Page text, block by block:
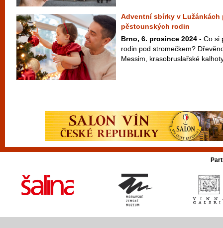
Adventní sbírky v Lužánkách
pěstounských rodin
Brno, 6. prosince 2024 - Co si
rodin pod stromečkem?
Messim, krasobruslařské